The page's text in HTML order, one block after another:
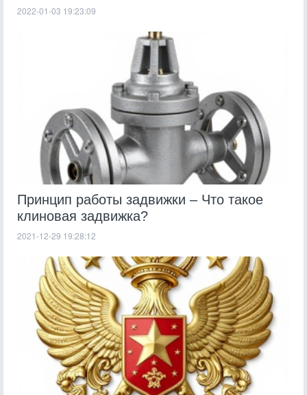
2022-01-03 19:23:09
Принцип работы задвижки – Что такое
клиновая задвижка?
2021-12-29 19:28:12